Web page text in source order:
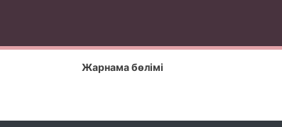
Жарнама бөлімі